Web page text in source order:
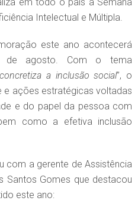
Intelectual e Múltipla.
este ano acontecerá
agosto. Com o tema
a inclusão social”, o
ações estratégicas voltadas
e do papel da pessoa com
como a efetiva inclusão
com a gerente de Assistência
Santos Gomes que destacou
este ano: